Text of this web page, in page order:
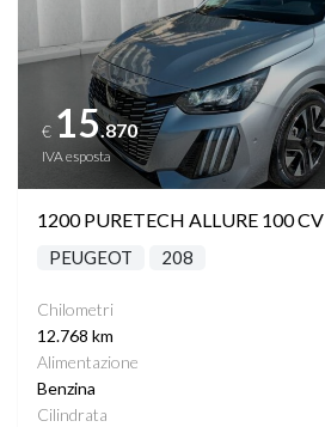
€ 15.870
IVA esposta
1200 PURETECH ALLURE 100 CV
PEUGEOT 208
Chilometri
12.768 km
Alimentazione
Benzina
Cilindrata